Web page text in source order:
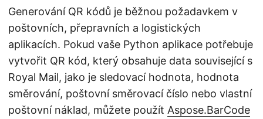
Generování QR kódů je běžnou požadavkem v
poštovních, přepravních a logistických
aplikacích. Pokud vaše Python aplikace potřebuje
vytvořit QR kód, který obsahuje data související s
Royal Mail, jako je sledovací hodnota, hodnota
směrování, poštovní směrovací číslo nebo vlastní
poštovní náklad, můžete použít Aspose.BarCode